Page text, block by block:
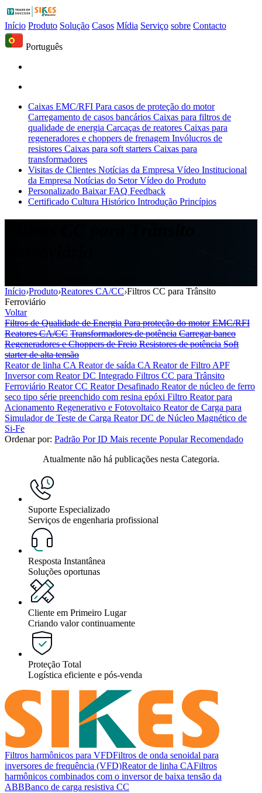
Início Produto Solução Casos Mídia Serviço sobre Contacto
Português
Caixas EMC/RFI Para casos de proteção do motor
Carregamento de casos bancários Caixas para filtros de
qualidade de energia Carcaças de reatores Caixas para
regeneradores e choppers de frenagem Invólucros de
resistores Caixas para soft starters Caixas para
transformadores
Visitas de Clientes Notícias da Empresa Vídeo Institucional
da Empresa Notícias do Setor Vídeo do Produto
Personalizado Baixar FAQ Feedback
Certificado Cultura Histórico Introdução Princípios
Início›Produto›Reatores CA/CC›Filtros CC para Trânsito
Ferroviário
Voltar
Filtros de Qualidade de Energia Para proteção do motor EMC/RFI
Reatores CA/CC Transformadores de potência Carregar banco
Regeneradores e Choppers de Freio Resistores de potência Soft
starter de alta tensão
Reator de linha CA Reator de saída CA Reator de Filtro APF
Inversor com Reator DC Integrado Filtros CC para Trânsito
Ferroviário Reator CC Reator Desafinado Reator de núcleo de ferro
seco tipo série preenchido com resina epóxi Filtro Reator para
Acionamento Regenerativo e Fotovoltaico Reator de Carga para
Simulador de Teste de Carga Reator DC de Núcleo Magnético de
Si-Fe
Ordenar por: Padrão Por ID Mais recente PopularRecomendado
Atualmente não há publicações nesta Categoria.
Suporte Especializado
Serviços de engenharia profissional
Resposta Instantânea
Soluções oportunas
Cliente em Primeiro Lugar
Criando valor continuamente
Proteção Total
Logística eficiente e pós-venda
Filtros harmônicos para VFDFiltros de onda senoidal para
inversores de frequência (VFD)Reator de linha CAFiltros
harmônicos combinados com o inversor de baixa tensão da
ABBBanco de carga resistiva CC